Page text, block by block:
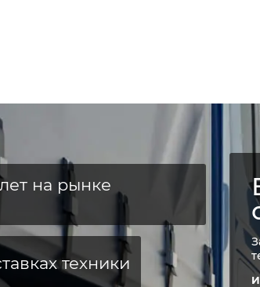
на рынке
техники